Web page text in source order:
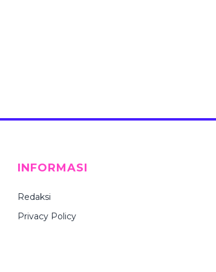
INFORMASI
Redaksi
Privacy Policy